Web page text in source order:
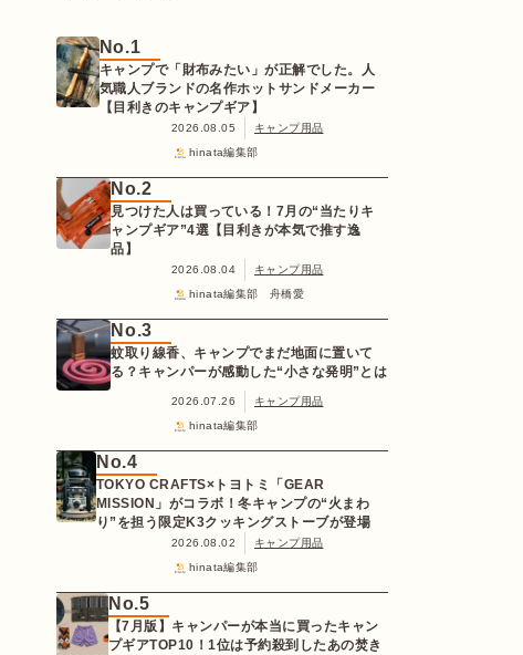
No.1
キャンプで「財布みたい」が正解でした。人
気職人ブランドの名作ホットサンドメーカー
【目利きのキャンプギア】
2026.08.05
キャンプ用品
hinata編集部
No.2
見つけた人は買っている！7月の“当たりキ
ャンプギア”4選【目利きが本気で推す逸
品】
2026.08.04
キャンプ用品
hinata編集部 舟橋愛
No.3
蚊取り線香、キャンプでまだ地面に置いて
る？キャンパーが感動した“小さな発明”とは
2026.07.26
キャンプ用品
hinata編集部
No.4
TOKYO CRAFTS×トヨトミ「GEAR
MISSION」がコラボ！冬キャンプの“火まわ
り”を担う限定K3クッキングストーブが登場
2026.08.02
キャンプ用品
hinata編集部
No.5
【7月版】キャンパーが本当に買ったキャン
プギアTOP10！1位は予約殺到したあの焚き